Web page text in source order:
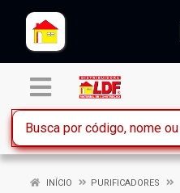
INÍCIO
PURIFICADORES